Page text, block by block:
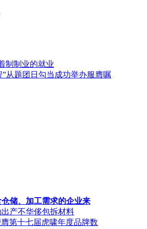
制制业的就业
”从题团日勾当成功举办服膺嘱
储、加工需求的企业来
产不华侈包拆材料
膺第十七届虎啸年度品牌数